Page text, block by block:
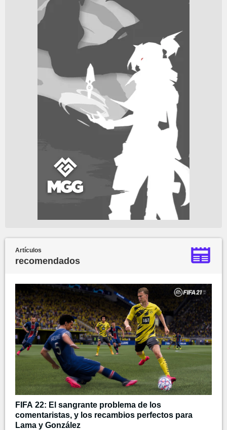
Artículos
recomendados
FIFA 22: El sangrante problema de los
comentaristas, y los recambios perfectos para
Lama y González